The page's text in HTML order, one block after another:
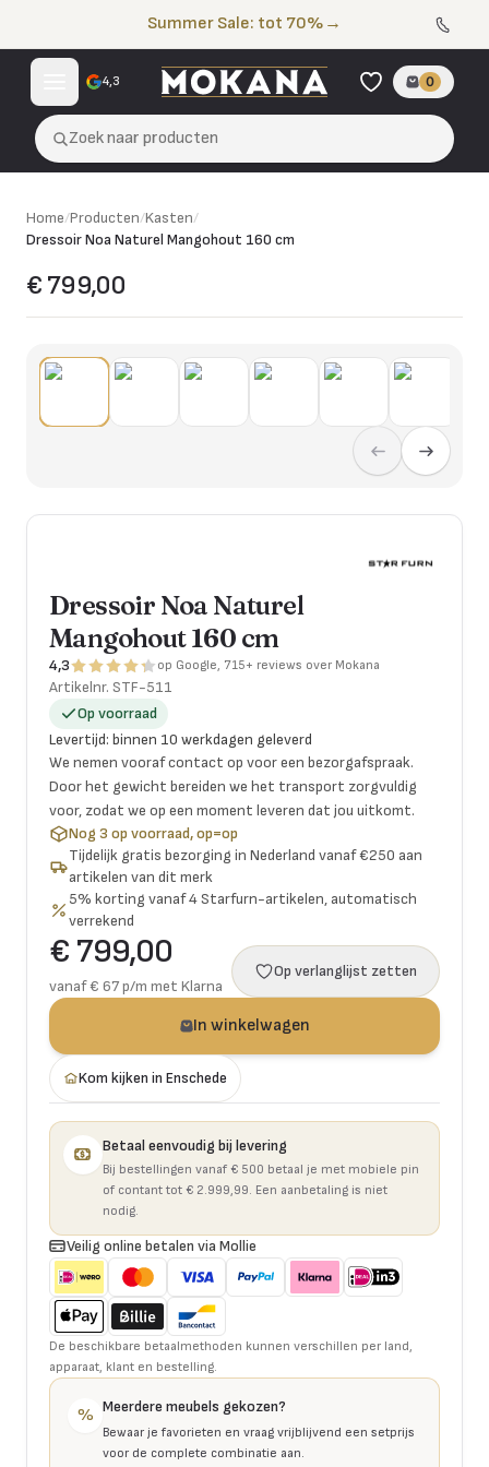
Summer Sale: tot 70% →
4,3 0
Zoek naar producten
Home/Producten/Kasten/
Dressoir Noa Naturel Mangohout 160 cm
€ 799,00
Dressoir Noa Naturel
Mangohout 160 cm
4,3 op Google, 715+ reviews over Mokana
Artikelnr. STF-511
Op voorraad
Levertijd: binnen 10 werkdagen geleverd
We nemen vooraf contact op voor een bezorgafspraak.
Door het gewicht bereiden we het transport zorgvuldig
voor, zodat we op een moment leveren dat jou uitkomt.
Nog 3 op voorraad, op=op
Tijdelijk gratis bezorging in Nederland vanaf €250 aan
artikelen van dit merk
5% korting vanaf 4 Starfurn-artikelen, automatisch
verrekend
€ 799,00
vanaf € 67 p/m met Klarna
Op verlanglijst zetten
In winkelwagen
Kom kijken in Enschede
Betaal eenvoudig bij levering
Bij bestellingen vanaf € 500 betaal je met mobiele pin
of contant tot € 2.999,99. Een aanbetaling is niet
nodig.
Veilig online betalen via Mollie
De beschikbare betaalmethoden kunnen verschillen per land,
apparaat, klant en bestelling.
% Meerdere meubels gekozen?
Bewaar je favorieten en vraag vrijblijvend een setprijs
voor de complete combinatie aan.